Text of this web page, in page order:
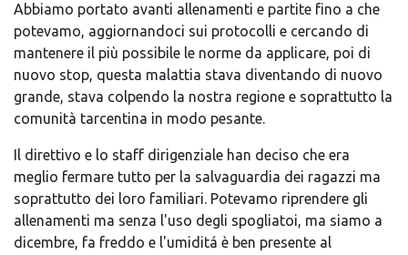
Abbiamo portato avanti allenamenti e partite fino a che
potevamo, aggiornandoci sui protocolli e cercando di
mantenere il più possibile le norme da applicare, poi di
nuovo stop, questa malattia stava diventando di nuovo
grande, stava colpendo la nostra regione e soprattutto la
comunità tarcentina in modo pesante.
Il direttivo e lo staff dirigenziale han deciso che era
meglio fermare tutto per la salvaguardia dei ragazzi ma
soprattutto dei loro familiari. Potevamo riprendere gli
allenamenti ma senza l'uso degli spogliatoi, ma siamo a
dicembre, fa freddo e l'umiditá è ben presente al